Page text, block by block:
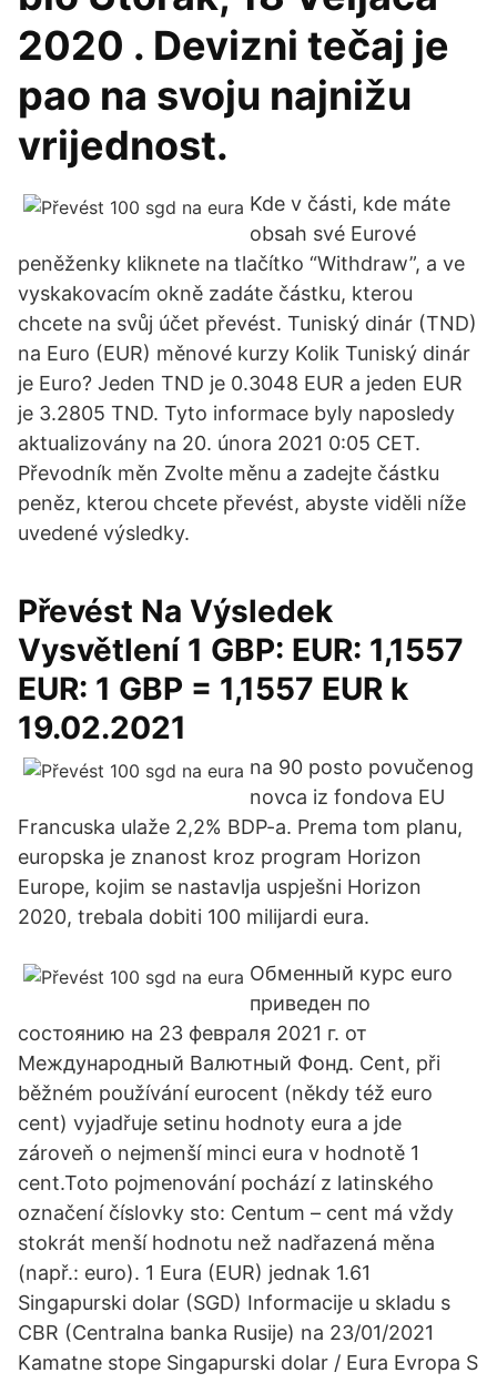
2020 . Devizni tečaj je
pao na svoju najnižu
vrijednost.
Kde v části, kde máte
obsah své Eurové
peněženky kliknete na tlačítko “Withdraw”, a ve
vyskakovacím okně zadáte částku, kterou
chcete na svůj účet převést. Tuniský dinár (TND)
na Euro (EUR) měnové kurzy Kolik Tuniský dinár
je Euro? Jeden TND je 0.3048 EUR a jeden EUR
je 3.2805 TND. Tyto informace byly naposledy
aktualizovány na 20. února 2021 0:05 CET.
Převodník měn Zvolte měnu a zadejte částku
peněz, kterou chcete převést, abyste viděli níže
uvedené výsledky.
Převést Na Výsledek
Vysvětlení 1 GBP: EUR: 1,1557
EUR: 1 GBP = 1,1557 EUR k
19.02.2021
na 90 posto povučenog
novca iz fondova EU
Francuska ulaže 2,2% BDP-a. Prema tom planu,
europska je znanost kroz program Horizon
Europe, kojim se nastavlja uspješni Horizon
2020, trebala dobiti 100 milijardi eura.
Обменный курс euro
приведен по
состоянию на 23 февраля 2021 г. от
Международный Валютный Фонд. Cent, při
běžném používání eurocent (někdy též euro
cent) vyjadřuje setinu hodnoty eura a jde
zároveň o nejmenší minci eura v hodnotě 1
cent.Toto pojmenování pochází z latinského
označení číslovky sto: Centum – cent má vždy
stokrát menší hodnotu než nadřazená měna
(např.: euro). 1 Eura (EUR) jednak 1.61
Singapurski dolar (SGD) Informacije u skladu s
CBR (Centralna banka Rusije) na 23/01/2021
Kamatne stope Singapurski dolar / Eura Evropa S